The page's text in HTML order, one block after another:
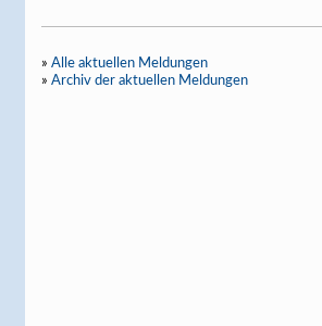
» Alle aktuellen Meldungen
» Archiv der aktuellen Meldungen